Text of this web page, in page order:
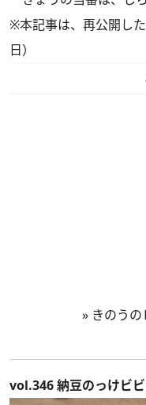
※本記事は、再公開し
日）
» きのうの
vol.346 納豆のっけビ